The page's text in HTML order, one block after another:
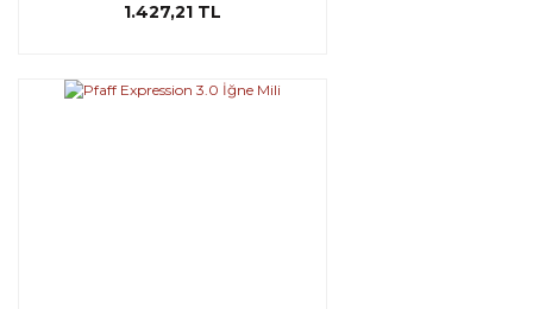
1.427,21 TL